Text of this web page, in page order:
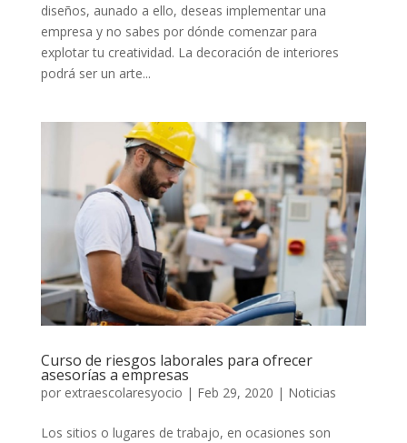
diseños, aunado a ello, deseas implementar una
empresa y no sabes por dónde comenzar para
explotar tu creatividad. La decoración de interiores
podrá ser un arte...
Curso de riesgos laborales para ofrecer
asesorías a empresas
por extraescolaresyocio | Feb 29, 2020 | Noticias
Los sitios o lugares de trabajo, en ocasiones son